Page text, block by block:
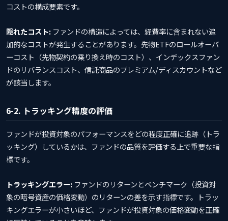
コストの構成要素です。
隠れたコスト: ファンドの構造によっては、経費率に含まれない追
加的なコストが発生することがあります。先物ETFのロールオーバ
ーコスト（先物契約の乗り換え時のコスト）、インデックスファン
ドのリバランスコスト、信託商品のプレミアム/ディスカウントなど
が該当します。
6-2. トラッキング精度の評価
ファンドが投資対象のパフォーマンスをどの程度正確に追跡（トラ
ッキング）しているかは、ファンドの品質を評価する上で重要な指
標です。
トラッキングエラー: ファンドのリターンとベンチマーク（投資対
象の暗号資産の価格変動）のリターンの差を示す指標です。トラッ
キングエラーが小さいほど、ファンドが投資対象の価格変動を正確